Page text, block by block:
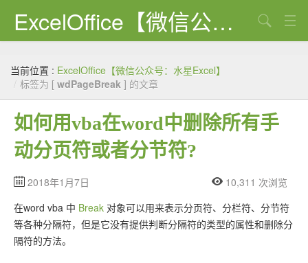
ExcelOffice【微信公众号：水星Excel】
资源下载
VBA代码大全
EXCEL VBA
Excel图表
当前位置 : ExcelOffice【微信公众号：水星Excel】
/ 标签为 [ wdPageBreak ] 的文章
如何用vba在word中删除所有手
动分页符或者分节符?
2018年1月7日
10,311 次浏览
在word vba 中 Break 对象可以用来表示分页符、分栏符、分节符
等各种分隔符，但是它没有提供判断分隔符的类型的属性和删除分
隔符的方法。